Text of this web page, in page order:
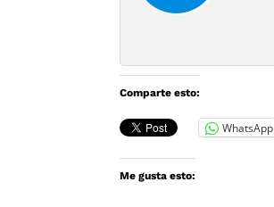
Comparte esto:
WhatsApp
Me gusta esto: